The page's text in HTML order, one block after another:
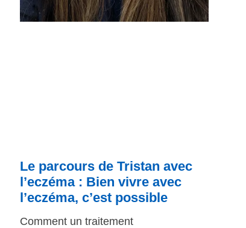
Le parcours de Tristan avec
l’eczéma : Bien vivre avec
l’eczéma, c’est possible
Comment un traitement